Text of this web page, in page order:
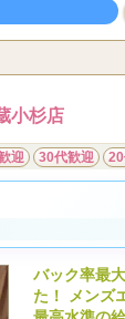
小杉店
迎 30代歓迎
バック率でし
る喜びを実感